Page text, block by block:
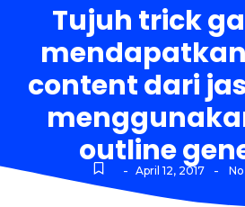
Tujuh trick
content dari
outline
- April 12, 2017 -